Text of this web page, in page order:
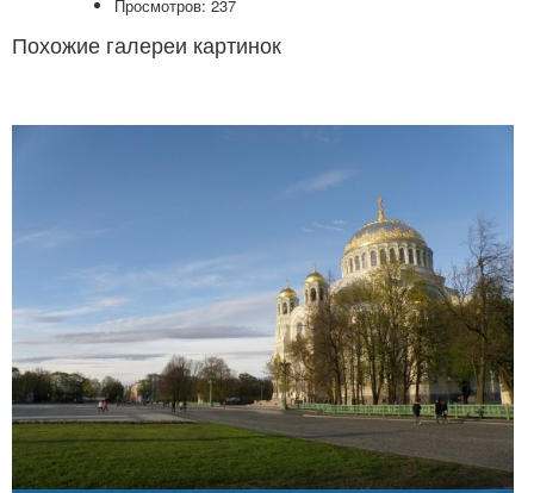
Просмотров: 237
Похожие галереи картинок